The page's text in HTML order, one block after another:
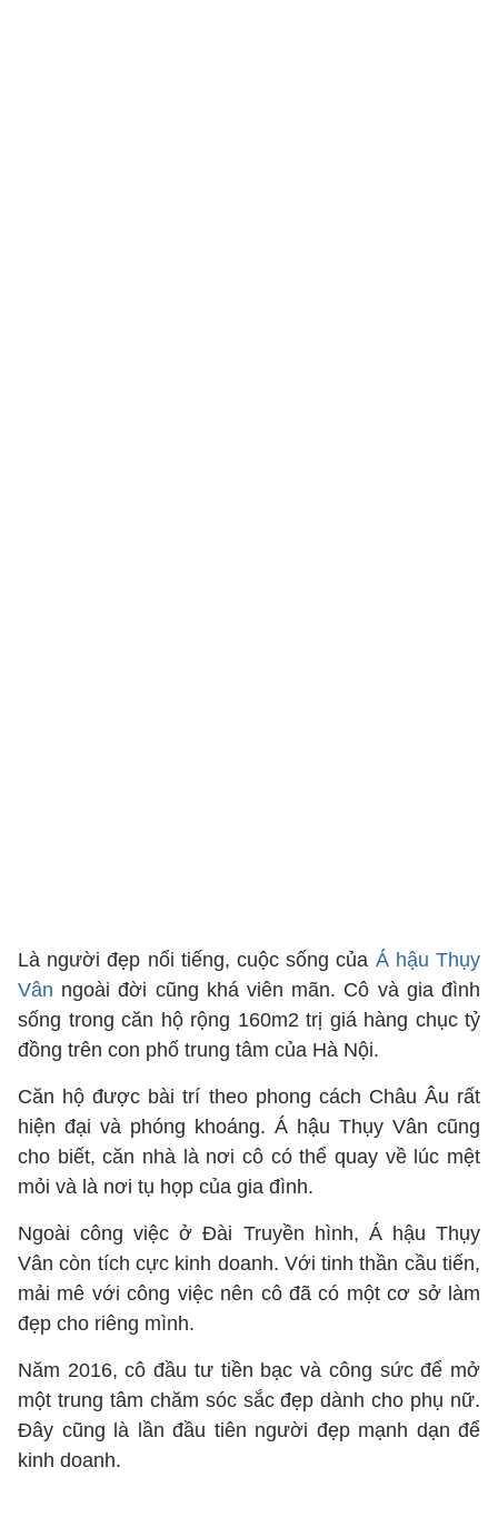
Là người đẹp nổi tiếng, cuộc sống của Á hậu Thụy
Vân ngoài đời cũng khá viên mãn. Cô và gia đình
sống trong căn hộ rộng 160m2 trị giá hàng chục tỷ
đồng trên con phố trung tâm của Hà Nội.
Căn hộ được bài trí theo phong cách Châu Âu rất
hiện đại và phóng khoáng. Á hậu Thụy Vân cũng
cho biết, căn nhà là nơi cô có thể quay về lúc mệt
mỏi và là nơi tụ họp của gia đình.
Ngoài công việc ở Đài Truyền hình, Á hậu Thụy
Vân còn tích cực kinh doanh. Với tinh thần cầu tiến,
mải mê với công việc nên cô đã có một cơ sở làm
đẹp cho riêng mình.
Năm 2016, cô đầu tư tiền bạc và công sức để mở
một trung tâm chăm sóc sắc đẹp dành cho phụ nữ.
Đây cũng là lần đầu tiên người đẹp mạnh dạn để
kinh doanh.